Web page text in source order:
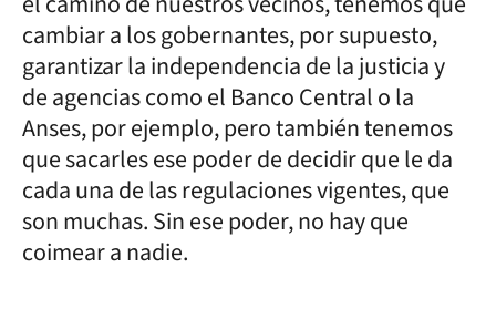
cambiar a los gobernantes, por supuesto,
garantizar la independencia de la justicia y
de agencias como el Banco Central o la
Anses, por ejemplo, pero también tenemos
que sacarles ese poder de decidir que le da
cada una de las regulaciones vigentes, que
son muchas. Sin ese poder, no hay que
coimear a nadie.